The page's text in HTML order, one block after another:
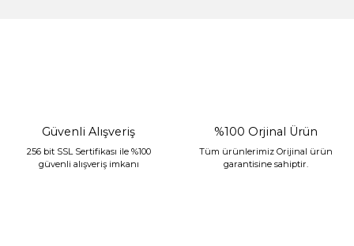
Güvenli Alışveriş
256 bit SSL Sertifikası ile %100
güvenli alışveriş imkanı
%100 Orjinal Ürün
Tüm ürünlerimiz Orijinal ürün
garantisine sahiptir.